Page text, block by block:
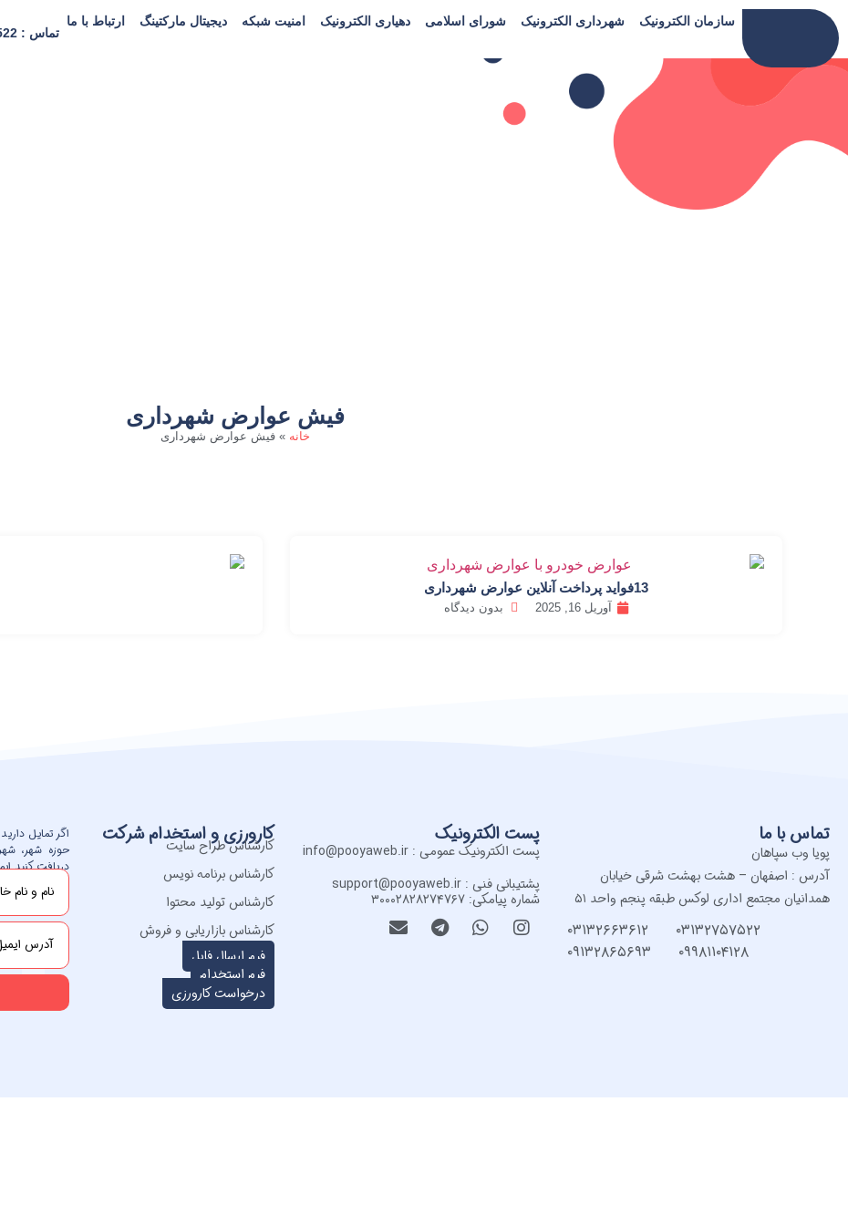
سازمان الکترونیک شهرداری الکترونیک شورای اسلامی دهیاری الکترونیک امنیت شبکه دیجیتال مارکتینگ
ارتباط با ما
تماس : 03132757522
فیش عوارض شهرداری
خانه » فیش عوارض شهرداری
13فواید پرداخت آنلاین عوارض شهرداری
آوریل 16, 2025 بدون دیدگاه
تماس با ما
پویا وب سپاهان
آدرس : اصفهان – هشت بهشت شرقی خیابان
همدانیان مجتمع اداری لوکس طبقه پنجم واحد ۵۱
۰۳۱۳۲۷۵۷۵۲۲
۰۳۱۳۲۶۶۳۶۱۲
۰۹۹۸۱۱۰۴۱۲۸
۰۹۱۳۲۸۶۵۶۹۳
پست الکترونیک
پست الکترونیک عمومی : info@pooyaweb.ir
پشتیبانی فنی : support@pooyaweb.ir
شماره پیامکی: ۳۰۰۰۲۸۲۸۲۷۴۷۶۷
کارورزی و استخدام شرکت
کارشناس طراح سایت
کارشناس برنامه نویس
کارشناس تولید محتوا
کارشناس بازاریابی و فروش
فرم ارسال فایل
فرم استخدام​
درخواست کارورزی​
اگر تمایل
حوزه شهر،
دریافت کنید